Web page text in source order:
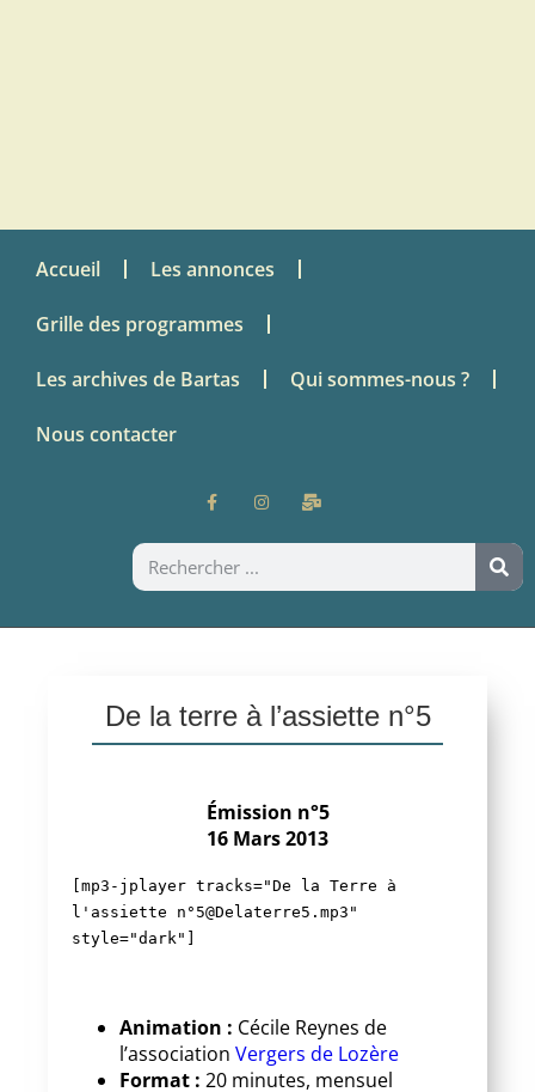
Accueil Les annonces
Grille des programmes
Les archives de Bartas Qui sommes-nous ?
Nous contacter
De la terre à l’assiette n°5
Émission n°5
16 Mars 2013
[mp3-jplayer tracks="De la Terre à
l'assiette n°5@Delaterre5.mp3"
style="dark"]
Animation : Cécile Reynes de
l’association Vergers de Lozère
Format : 20 minutes, mensuel